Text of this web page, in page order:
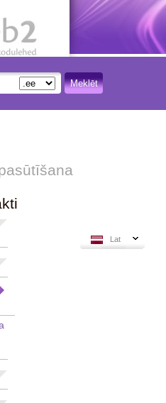
Meklēt
Lat